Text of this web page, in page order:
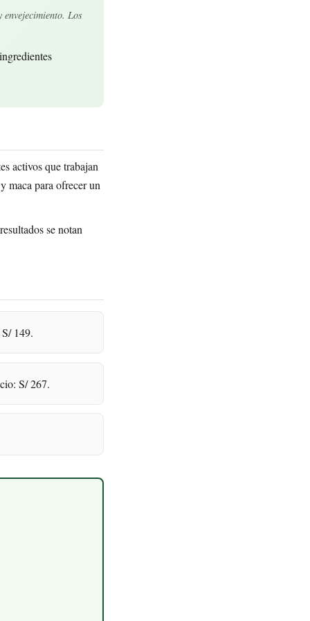
Los
activos que trabajan
maca para ofrecer un
se notan
149.
S/ 267.